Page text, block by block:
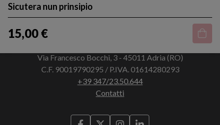
Sicutera nun prinsipio
15,00 €
Via Francesco Bocchi, 3 - 45011 Adria (RO)
C.F. 90019790295 / P.IVA. 01614280293
+39 347/23.50.644
Contatti